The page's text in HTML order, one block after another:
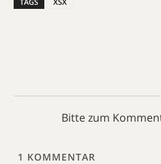
Bitte zum
1 KOMMENTAR